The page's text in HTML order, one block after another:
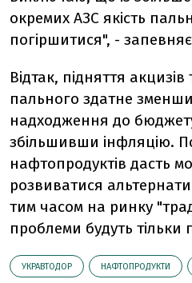
окремих АЗС якість
погіршитися", -
Відтак, підняття
пального здатне
надходження до
збільшивши інфляцію.
нафтопродуктів дасть
розвиватися
тим часом на ринку
проблеми будуть
УКРАВТОДОР НАФТОПРОДУКТИ